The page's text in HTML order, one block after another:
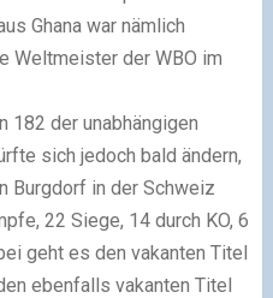
Ghana war nämlich
Weltmeister der WBO im
182 der unabhängigen
sich jedoch bald ändern,
Burgdorf in der Schweiz
22 Siege, 14 durch KO, 6
geht es den vakanten Titel
ebenfalls vakanten Titel